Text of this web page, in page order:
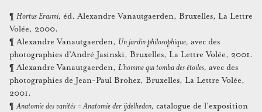
¶ Hortus Erasmi, éd. Alexandre Vanautgaerden, Bruxelles, La Lettre
Volée, 2000.
¶ Alexandre Vanautgaerden, Un jardin philosophique, avec des
photographies d’André Jasinski, Bruxelles, La Lettre Volée, 2001.
¶ Alexandre Vanautgaerden, L’homme qui tomba des étoiles, avec des
photographies de Jean-Paul Brohez, Bruxelles, La Lettre Volée,
2001.
¶Anatomie des vanités = Anatomie der ijdelheden, catalogue de l’exposition